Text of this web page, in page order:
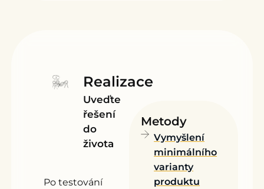
Realizace
Uveďte
řešení
do
života
Po testování
Metody
Vymyšlení
minimálního
varianty
produktu